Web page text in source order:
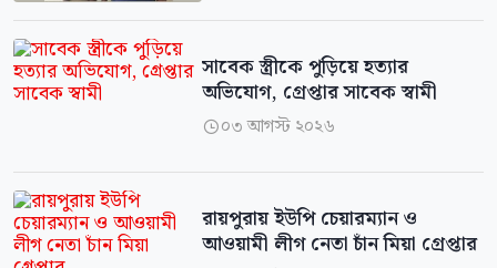
সাবেক স্ত্রীকে পুড়িয়ে হত্যার
অভিযোগ, গ্রেপ্তার সাবেক স্বামী
০৩ আগস্ট ২০২৬
রায়পুরায় ইউপি চেয়ারম্যান ও
আওয়ামী লীগ নেতা চাঁন মিয়া গ্রেপ্তার